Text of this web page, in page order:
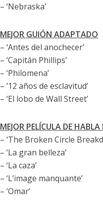
e
n
– ‘Nebraska’
MEJOR GUIÓN ADAPTADO
– ‘Antes del anochecer’
– ‘Capitán Phillips’
– ‘Philomena’
– ’12 años de esclavitud’
– ‘El lobo de Wall Street’
MEJOR PELÍCULA DE
– ‘The Broken Circle
– ‘La gran belleza’
– ‘La caza’
– ‘L’image manquante’
– ‘Omar’